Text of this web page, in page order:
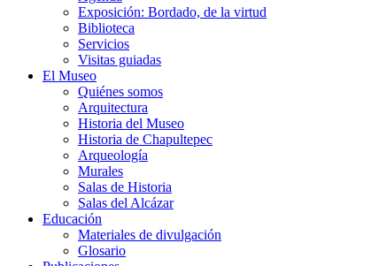
Exposición: Bordado, de la virtud
Biblioteca
Servicios
Visitas guiadas
El Museo
Quiénes somos
Arquitectura
Historia del Museo
Historia de Chapultepec
Arqueología
Murales
Salas de Historia
Salas del Alcázar
Educación
Materiales de divulgación
Glosario